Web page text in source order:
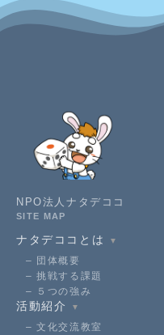
NPO法人ナタデココ
SITE MAP
ナタデココとは ▼
団体概要
挑戦する課題
５つの強み
活動紹介 ▼
文化交流教室